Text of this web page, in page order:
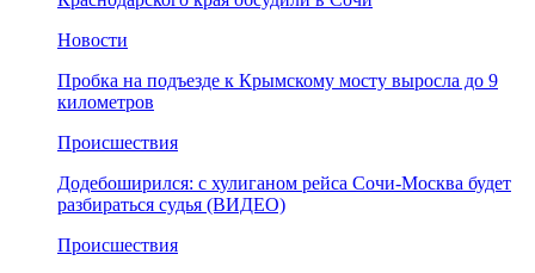
Новости
Пробка на подъезде к Крымскому мосту выросла до 9
километров
Происшествия
Додебоширился: с хулиганом рейса Сочи-Москва будет
разбираться судья (ВИДЕО)
Происшествия